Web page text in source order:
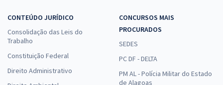
CONTEÚDO JURÍDICO
Consolidação das Leis do
Trabalho
Constituição Federal
Direito Administrativo
CONCURSOS MAIS
PROCURADOS
SEDES
PC DF - DELTA
PM AL - Polícia Militar do Estado
de Alagoas